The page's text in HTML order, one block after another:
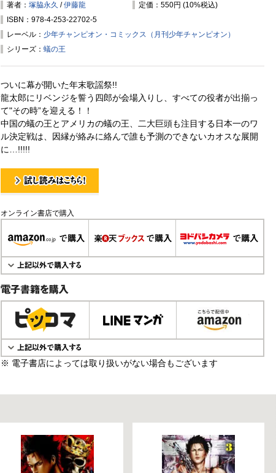
著者： 塚脇永久 /伊藤龍
定価：550円 (10%税込)
ISBN：978-4-253-22702-5
レーベル： 少年チャンピオン・コミックス（月刊少年チャンピオン）
シリーズ： 蟻の王
ついに幕が開いた年末歌謡祭!!
龍太郎にリベンジを誓う四郎が会場入りし、すべての役者が出揃っ
て"その時”を迎える！！
中国の蟻の王とアメリカの蟻の王、二大巨頭も注目する日本一のワ
ル決定戦は、因縁が絡みに絡んで誰も予測のできないカオスな展開
に…!!!!!
オンライン書店で購入
電子書籍で購入
※ 電子書店によっては取り扱いがない場合もございます